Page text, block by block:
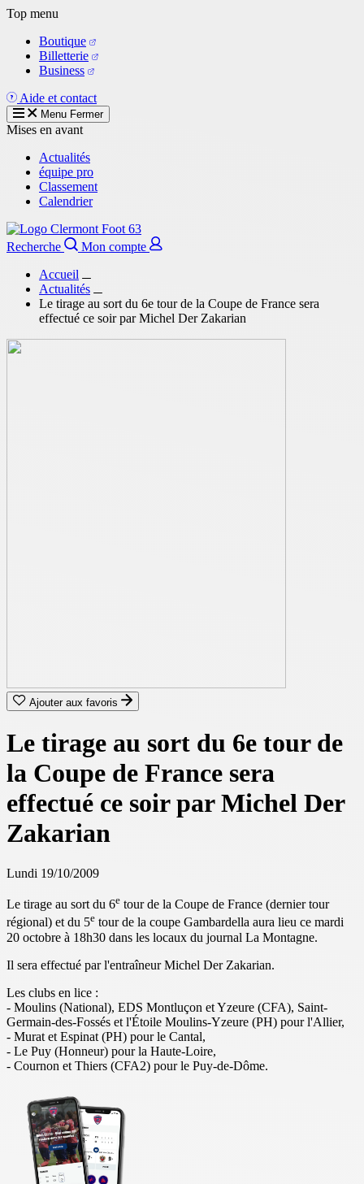
Aller
contenu
principal
Top menu
Boutique
Billetterie
Business
Aide et contact
Menu Fermer
Mises en avant
Actualités
équipe pro
Classement
Calendrier
Recherche
Mon compte
Accueil
Actualités
Le tirage au sort du 6e tour de la Coupe de France sera
effectué ce soir par Michel Der Zakarian
Ajouter aux favoris
Le tirage au sort du 6e tour de
la Coupe de France sera
effectué ce soir par Michel Der
Zakarian
Lundi 19/10/2009
Le tirage au sort du 6e tour de la Coupe de France (dernier tour
régional) et du 5e tour de la coupe Gambardella aura lieu ce mardi
20 octobre à 18h30 dans les locaux du journal La Montagne.
Il sera effectué par l'entraîneur Michel Der Zakarian.
Les clubs en lice :
- Moulins (National), EDS Montluçon et Yzeure (CFA), Saint-
Germain-des-Fossés et l'Étoile Moulins-Yzeure (PH) pour l'Allier,
- Murat et Espinat (PH) pour le Cantal,
- Le Puy (Honneur) pour la Haute-Loire,
- Cournon et Thiers (CFA2) pour le Puy-de-Dôme.